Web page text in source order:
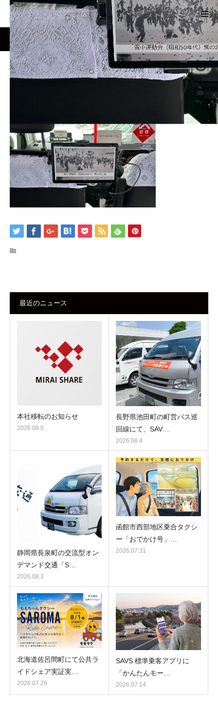
NEWS ph02
ph02
最近のニュース
本社移転のお知らせ
2026.08.5
長野県池田町の町営バス巡
回線にて、SAV…
2026.08.4
静岡県長泉町の交流型オン
デマンド交通「S…
2026.08.3
函館市西部地区乗合タクシ
ー「おでかけ号」…
2026.07.31
北海道佐呂間町にて公共ラ
イドシェア実証実…
2026.07.29
SAVS 標準乗客アプリに
「かんたんモー…
2026.07.14
NEWS
TECHNOLOGY
REPORT
ABOUT